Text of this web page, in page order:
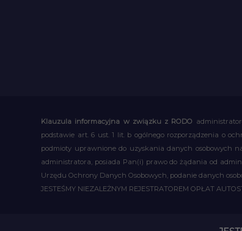
Klauzula informacyjna w związku z RODO
podstawie art. 6 ust. 1 lit. b ogólnego rozporządzenia o
podmioty uprawnione do uzyskania danych osobowych
administratora, posiada Pan(i) prawo do żądania od
Urzędu Ochrony Danych Osobowych, podanie danych
JESTEŚMY NIEZALEŻNYM REJESTRATOREM OPŁAT